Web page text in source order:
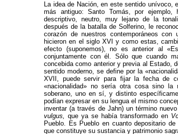
La idea de Nación, en este sentido unívoco,
más antiguo: Santo Tomás, por ejemplo,
descriptivo, neutro, muy lejano de la
después de la batalla de Solferino, le
corazón de nuestros contemporáneos
hicieron en el siglo XVI y como estas,
efecto (suponemos), no es anterior al
conjuntamente con él. Sólo que cuando
concebida como anterior y previa al Estado,
sentido moderno, se define por la
XVII, puede servir para fijar la fecha de
«nacionalidad» no sería otra cosa sino
soberano, uno en sí, y distinto
podían expresar en su lengua el mismo
inventar (a través de Jahn) un término
vulgus, que ya se había transformado en
Pueblo. Es Pueblo en cuanto depositario
que constituye su sustancia y patrimonio